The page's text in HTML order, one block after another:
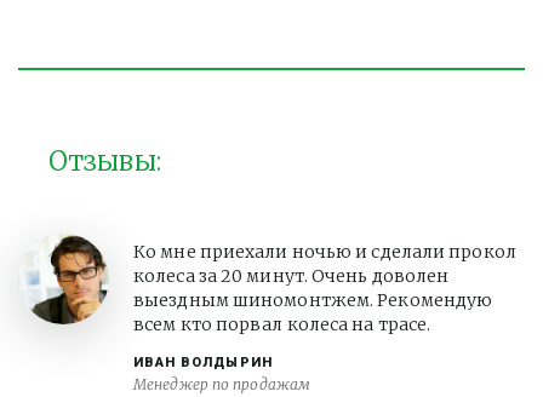
Отзывы:
ИВАН ВОЛДЫРИН
Менеджер по продажам
Ко мне приехали ночью и сделали прокол
колеса за 20 минут. Очень доволен
выездным шиномонтжем. Рекомендую
всем кто порвал колеса на трасе.